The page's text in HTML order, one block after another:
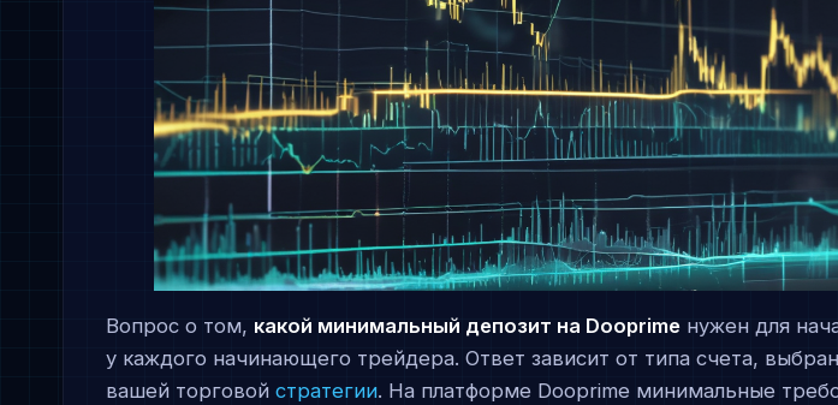
Вопрос о том, какой минимальный депозит на Dooprime нужен для
у каждого начинающего трейдера. Ответ зависит от типа счета,
вашей торговойстратегии. На платформе Dooprime минимальные